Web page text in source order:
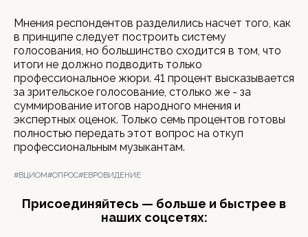
Мнения респондентов разделились насчет того, как
в принципе следует построить систему
голосования, но большинство сходится в том, что
итоги не должно подводить только
профессиональное жюри. 41 процент высказывается
за зрительское голосование, столько же - за
суммирование итогов народного мнения и
экспертных оценок. Только семь процентов готовы
полностью передать этот вопрос на откуп
профессиональным музыкантам.
#ВЦИОМ#ОПРОС#ЕВРОВИДЕНИЕ
Присоединяйтесь — больше и быстрее в
наших соцсетях: